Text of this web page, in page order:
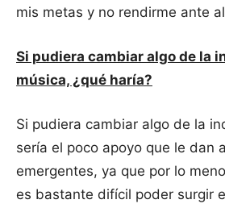
mis metas y no rendirme ante
Si pudiera cambiar algo de la
música, ¿qué haría?
Si pudiera cambiar algo de la
sería el poco apoyo que le dan
emergentes, ya que por lo
es bastante difícil poder surgir